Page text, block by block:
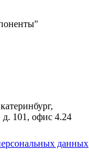
101, офис 4.24
данных